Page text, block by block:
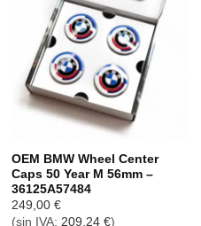
OEM BMW Wheel Center
Caps 50 Year M 56mm –
36125A57484
249,00 €
(sin IVA: 209,24 €)